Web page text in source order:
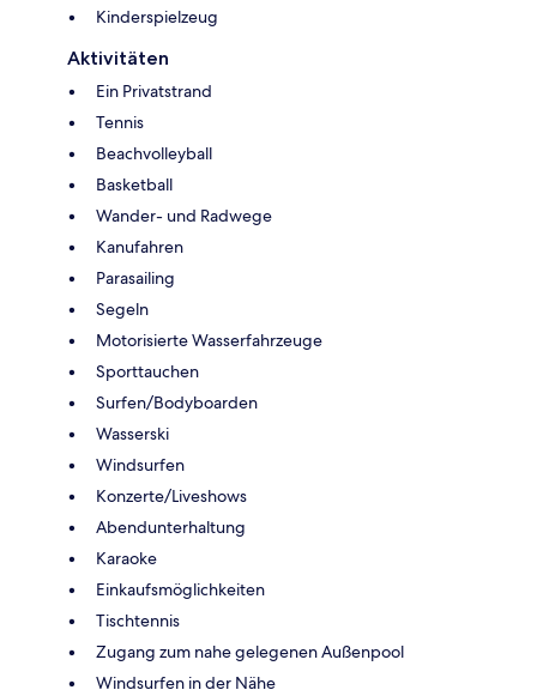
Kinderspielzeug
Aktivitäten
Ein Privatstrand
Tennis
Beachvolleyball
Basketball
Wander- und Radwege
Kanufahren
Parasailing
Segeln
Motorisierte Wasserfahrzeuge
Sporttauchen
Surfen/Bodyboarden
Wasserski
Windsurfen
Konzerte/Liveshows
Abendunterhaltung
Karaoke
Einkaufsmöglichkeiten
Tischtennis
Zugang zum nahe gelegenen Außenpool
Windsurfen in der Nähe